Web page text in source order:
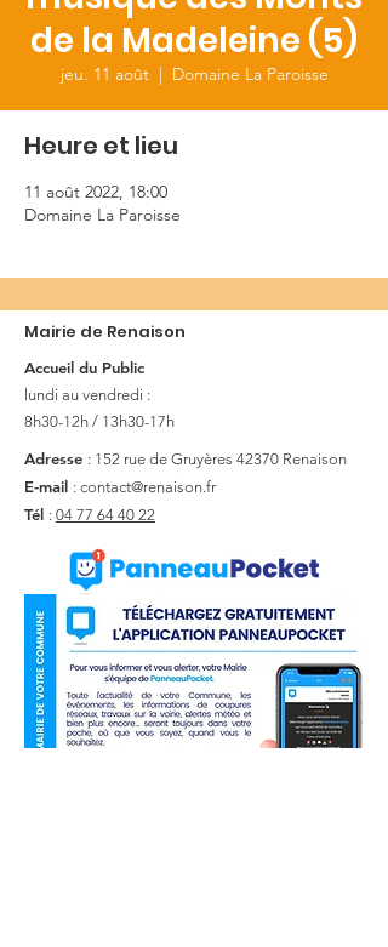
de la Madeleine (5)
jeu. 11 août
  |
Domaine La Paroisse
Heure et lieu
11 août 2022, 18:00
Domaine La Paroisse
Mairie de Renaison
Accueil du Public
lundi au vendredi :
8h30-12h / 13h30-17h
Adresse : 152 rue de Gruyères 42370 Renaison
E-mail : contact@renaison.fr
Tél : 04 77 64 40 22